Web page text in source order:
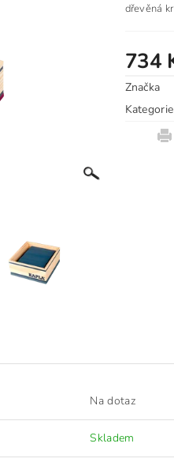
dřevěná
734
Značka
Kategorie
Na dotaz
Skladem